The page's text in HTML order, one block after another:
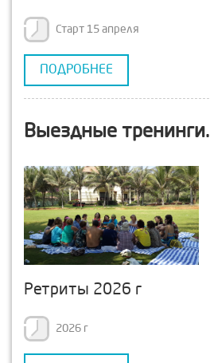
Старт 15 апреля
ПОДРОБНЕЕ
Выездные тренинги.
Ретриты 2026 г
2026 г